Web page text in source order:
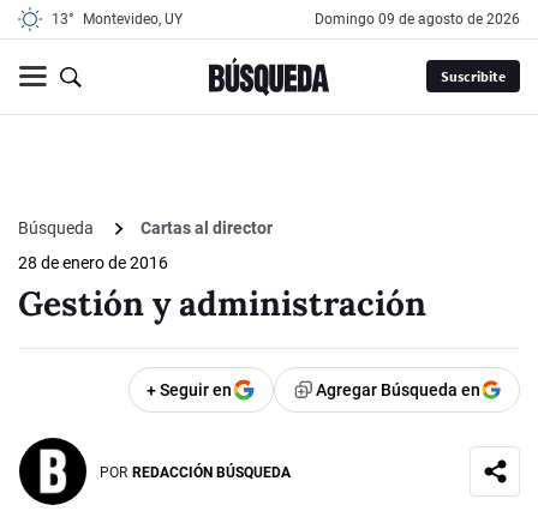
13° Montevideo, UY domingo 09 de agosto de 2026
Suscribite
Búsqueda
Cartas al director
28 de enero de 2016
Gestión y administración
+ Seguir en Agregar Búsqueda en
POR REDACCIÓN BÚSQUEDA